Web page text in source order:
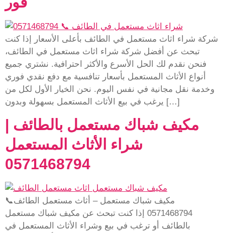
شركة شراء اثاث مستعمل في الطائف بأعلى الأسعار إذا كنت
تبحث عن أفضل شركة شراء اثاث مستعمل في الطائف،
فنحن نقدم لك الحل الأسرع والأكثر احترافية. نشتري جميع
أنواع الأثاث المستعمل بأسعار تنافسية مع دفع نقدي فوري
وخدمة نقل مجانية في نفس اليوم. نحن الخيار الأول لكل من
يرغب في بيع الأثاث المستعمل بسهولة وبدون […]
مكيف شباك مستعمل بالطائف |
شراء الأثاث المستعمل
0571468794
مكيف شباك مستعمل – أثاث مستعمل الطائف📞
0571468794 إذا كنت تبحث عن مكيف شباك مستعمل
بالطائف أو ترغب في بيع وشراء الأثاث المستعمل في